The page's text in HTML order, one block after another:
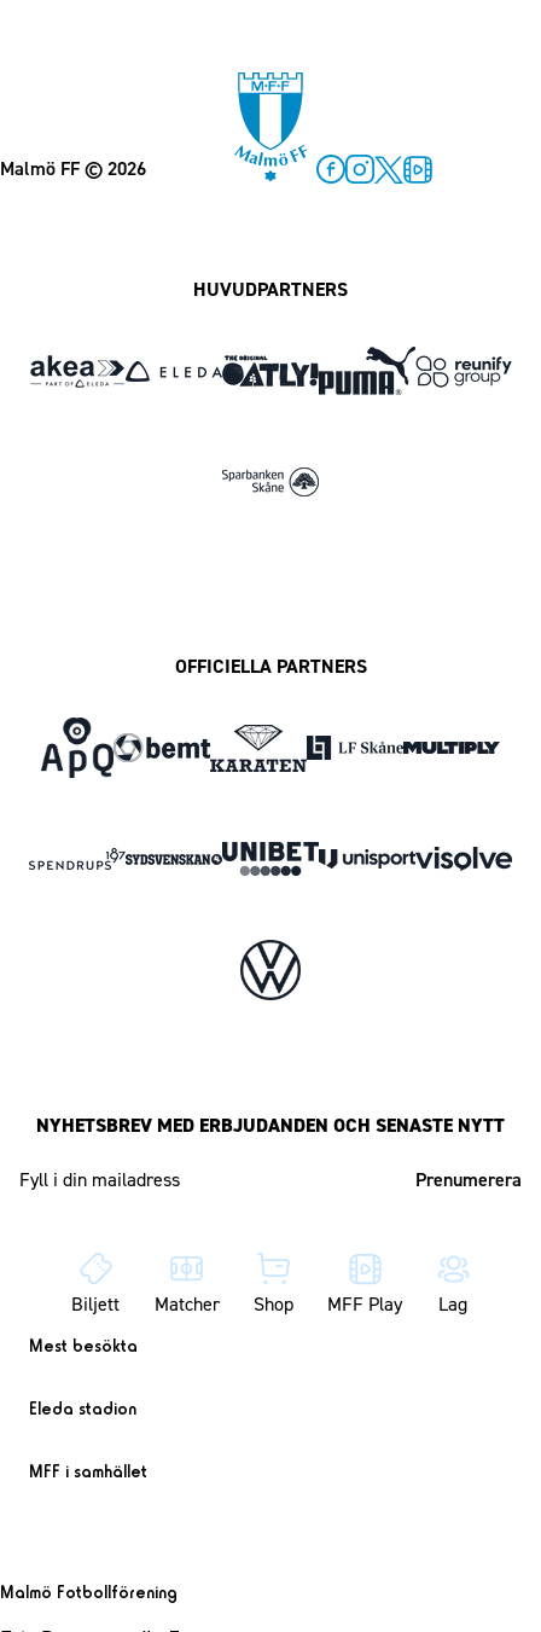
Malmö FF© 2026
HUVUDPARTNERS
OFFICIELLA PARTNERS
NYHETSBREV MED ERBJUDANDEN OCH SENASTE NYTT
Biljett Matcher Shop MFF Play Lag
Mest besökta
Eleda stadion
MFF i samhället
Malmö Fotbollförening